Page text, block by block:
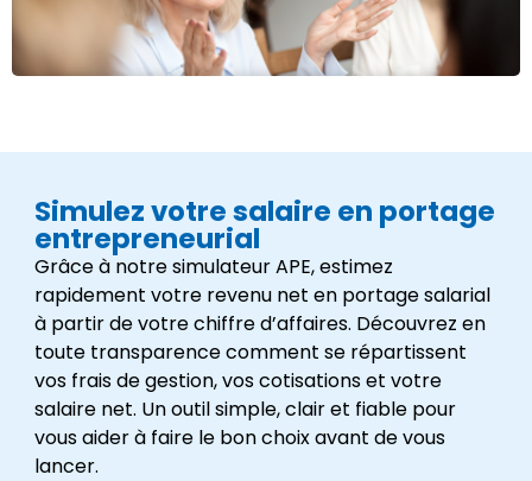
Simulez votre salaire en portage
entrepreneurial
Grâce à notre simulateur APE, estimez
rapidement votre revenu net en portage salarial
à partir de votre chiffre d’affaires. Découvrez en
toute transparence comment se répartissent
vos frais de gestion, vos cotisations et votre
salaire net. Un outil simple, clair et fiable pour
vous aider à faire le bon choix avant de vous
lancer.